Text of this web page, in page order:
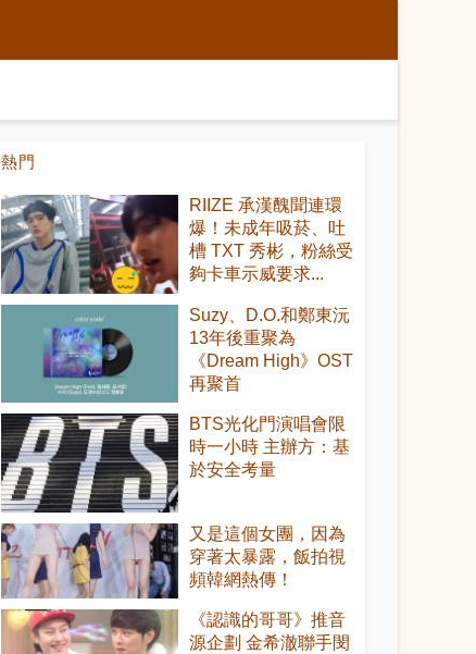
熱門
RIIZE 承漢醜聞連環
爆！未成年吸菸、吐
槽 TXT 秀彬，粉絲受
夠卡車示威要求...
Suzy、D.O.和鄭東沅
13年後重聚為
《Dream High》OST
再聚首
BTS光化門演唱會限
時一小時 主辦方：基
於安全考量
又是這個女團，因為
穿著太暴露，飯拍視
頻韓網熱傳！
《認識的哥哥》推音
源企劃 金希澈聯手閔